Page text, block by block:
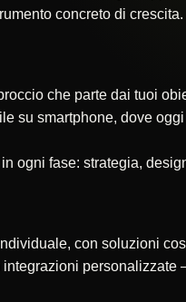
concreto di crescita.
che parte dai tuoi
su smartphone, dove
ogni fase: strategia,
con soluzioni